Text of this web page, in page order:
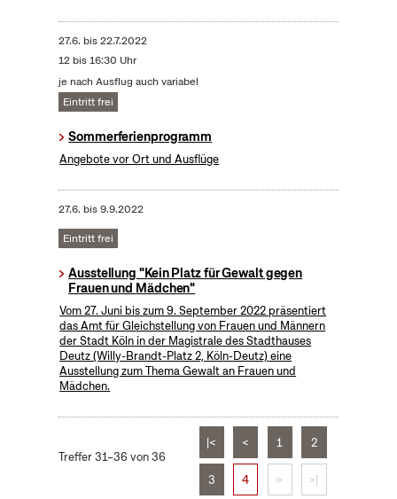
27.6. bis22.7.2022
12 bis 16:30 Uhr
je nach Ausflug auch variabel
Eintritt frei
Sommerferienprogramm
Angebote vor Ort und Ausflüge
27.6. bis9.9.2022
Eintritt frei
Ausstellung "Kein Platz für Gewalt gegen
Frauen und Mädchen"
Vom 27. Juni bis zum 9. September 2022 präsentiert
das Amt für Gleichstellung von Frauen und Männern
der Stadt Köln in der Magistrale des Stadthauses
Deutz (Willy-Brandt-Platz 2, Köln-Deutz) eine
Ausstellung zum Thema Gewalt an Frauen und
Mädchen.
Treffer 31–36 von 36
|< < 1 2
3 4 > >|